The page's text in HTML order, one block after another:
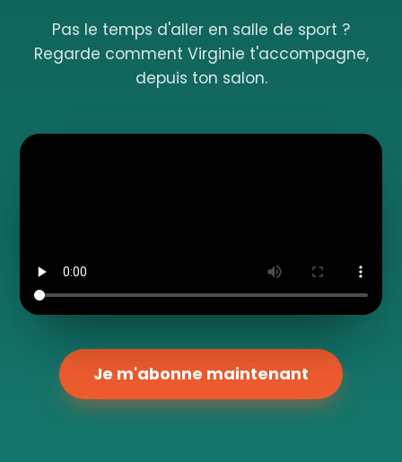
Pas le temps d'aller en salle de sport ?
Regarde comment Virginie t'accompagne,
depuis ton salon.
Je m'abonne maintenant